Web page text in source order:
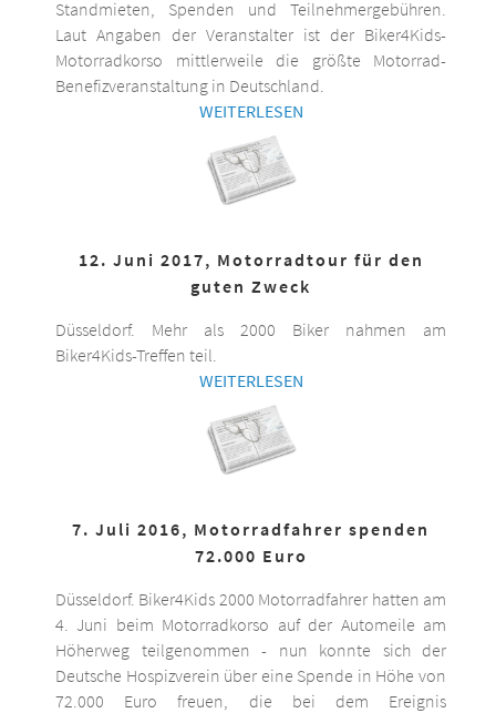
Standmieten, Spenden und Teilnehmergebühren.
Laut Angaben der Veranstalter ist der Biker4Kids-
Motorradkorso mittlerweile die größte Motorrad-
Benefizveranstaltung in Deutschland.
WEITERLESEN
12. Juni 2017, Motorradtour für den
guten Zweck
Düsseldorf. Mehr als 2000 Biker nahmen am
Biker4Kids-Treffen teil.
WEITERLESEN
7. Juli 2016, Motorradfahrer spenden
72.000 Euro
Düsseldorf. Biker4Kids 2000 Motorradfahrer hatten am
4. Juni beim Motorradkorso auf der Automeile am
Höherweg teilgenommen - nun konnte sich der
Deutsche Hospizverein über eine Spende in Höhe von
72.000 Euro freuen, die bei dem Ereignis